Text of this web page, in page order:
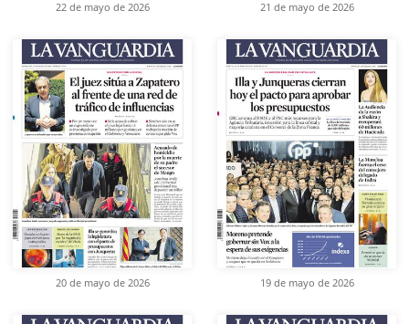
22 de mayo de 2026 21 de mayo de 2026
20 de mayo de 2026 19 de mayo de 2026